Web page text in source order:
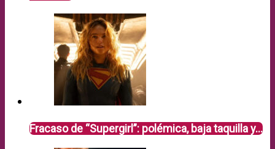
Fracaso de “Supergirl”: polémica, baja taquilla y…